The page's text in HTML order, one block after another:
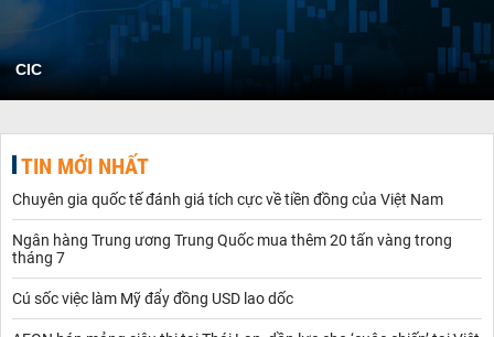
CIC
TIN MỚI NHẤT
Chuyên gia quốc tế đánh giá tích cực về tiền đồng của Việt Nam
Ngân hàng Trung ương Trung Quốc mua thêm 20 tấn vàng trong
tháng 7
Cú sốc việc làm Mỹ đẩy đồng USD lao dốc